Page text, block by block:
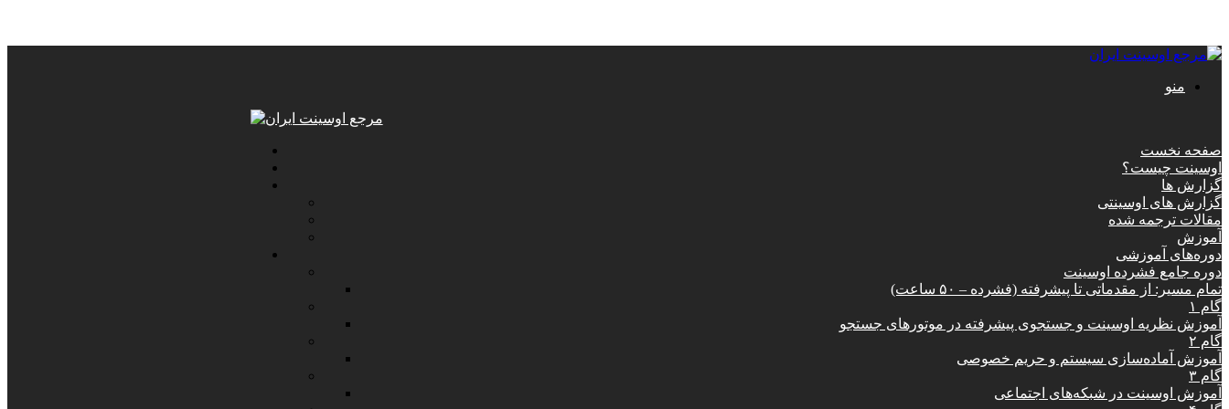
منو
صفحه نخست
اوسینت چیست؟
گزارش ها
گزارش های اوسینتی
مقالات ترجمه شده
آموزش
دوره‌های آموزشی
دوره جامع فشرده اوسینت
تمام مسیر: از مقدماتی تا پیشرفته (فشرده – ۵۰ ساعت)
گام ۱
آموزش نظریه اوسینت و جستجوی پیشرفته در موتورهای جستجو
گام ۲
آموزش آماده‌سازی سیستم و حریم خصوصی
گام ۳
آموزش اوسینت در شبکه‌های اجتماعی